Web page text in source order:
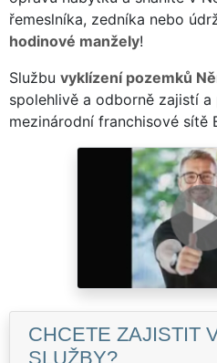
řemeslníka, zedníka nebo
hodinové manžely!
Službu vyklízení pozemků
spolehlivě a odborně zajistí
mezinárodní franchisové sítě
CHCETE ZAJISTIT
SLUŽBY?